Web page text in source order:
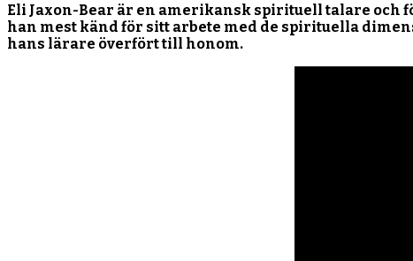
Eli Jaxon-Bear är en amerikansk spirituell talare och
han mest känd för sitt arbete med de spirituella
hans lärare överfört till honom.